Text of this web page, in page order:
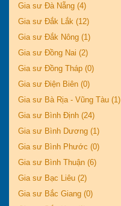
Gia sư Đà Nẵng (4)
Gia sư Đắk Lắk (12)
Gia sư Đắk Nông (1)
Gia sư Đồng Nai (2)
Gia sư Đồng Tháp (0)
Gia sư Điện Biên (0)
Gia sư Bà Rịa - Vũng Tàu (1)
Gia sư Bình Định (24)
Gia sư Bình Dương (1)
Gia sư Bình Phước (0)
Gia sư Bình Thuận (6)
Gia sư Bạc Liêu (2)
Gia sư Bắc Giang (0)